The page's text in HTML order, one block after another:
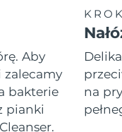
Aby
zalecamy
bakterie
pianki
na